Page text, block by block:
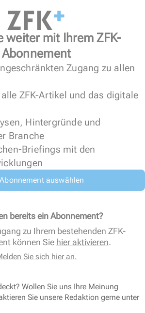
weiter mit Ihrem ZFK-
Abonnement
Zugang zu allen
ZFK-Artikel und das digitale
Hintergründe und
Branche
Briefings mit den
auswählen
bereits ein Abonnement?
zu Ihrem bestehenden ZFK-
können Sie hier aktivieren.
Sie sich hier an.
Wollen Sie uns Ihre Meinung
Sie unsere Redaktion gerne unter